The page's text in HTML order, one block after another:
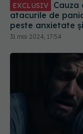
EXCLUSIV
atacurile de
peste anxietate
acționând
31 mai 2024, 17:54